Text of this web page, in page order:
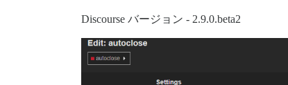
Discourse バージョン - 2.9.0.beta2